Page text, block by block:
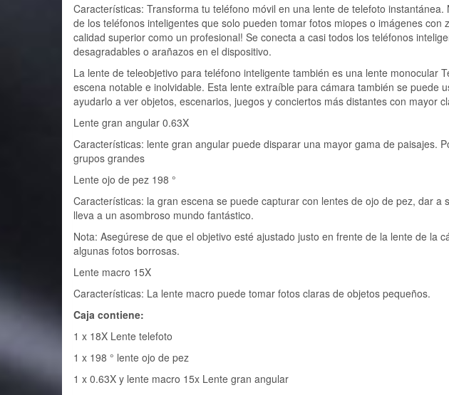
Características: Transforma tu teléfono móvil en una lente de telefoto
de los teléfonos inteligentes que solo pueden tomar fotos miopes o imágenes con
calidad superior como un profesional! Se conecta a casi todos los teléfonos
desagradables o arañazos en el dispositivo.
La lente de teleobjetivo para teléfono inteligente también es una lente monocular
escena notable e inolvidable. Esta lente extraíble para cámara también se puede
ayudarlo a ver objetos, escenarios, juegos y conciertos más distantes con mayor
Lente gran angular 0.63X
Características: lente gran angular puede disparar una mayor gama de paisajes.
grupos grandes
Lente ojo de pez 198 °
Características: la gran escena se puede capturar con lentes de ojo de pez, dar
lleva a un asombroso mundo fantástico.
Nota: Asegúrese de que el objetivo esté ajustado justo en frente de la lente de la
algunas fotos borrosas.
Lente macro 15X
Características: La lente macro puede tomar fotos claras de objetos pequeños.
Caja contiene:
1 x 18X Lente telefoto
1 x 198 ° lente ojo de pez
1 x 0.63X y lente macro 15x Lente gran angular